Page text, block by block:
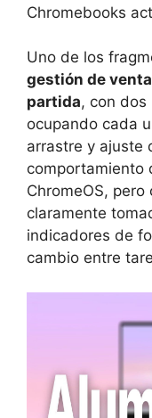
Chromebooks
Uno de los
gestión de
partida, con dos
ocupando cada
arrastre y ajuste
comportamiento
ChromeOS,
claramente
indicadores de
cambio entre